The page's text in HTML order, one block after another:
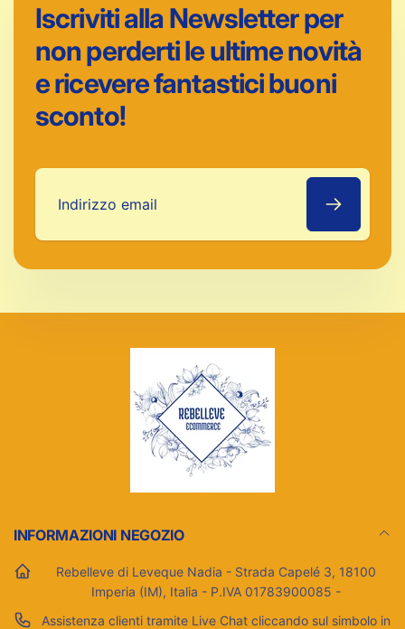
Iscriviti alla Newsletter per
non perderti le ultime novità
e ricevere fantastici buoni
sconto!
Indirizzo
INFORMAZIONI NEGOZIO
Rebelleve di Leveque Nadia - Strada Capelé 3, 18100
Imperia (IM), Italia - P.IVA 01783900085 -
Assistenza clienti tramite Live Chat cliccando sul simbolo in